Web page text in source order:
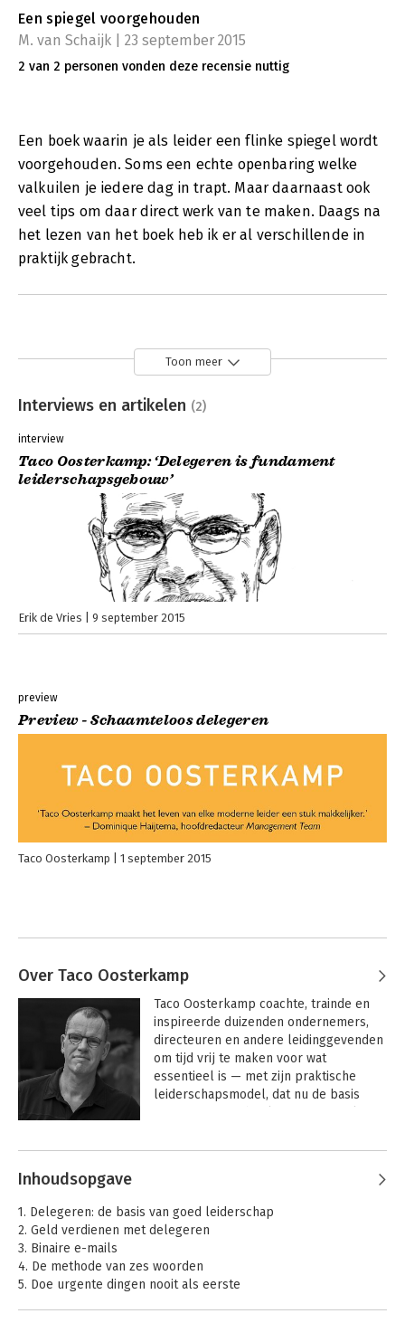
Een spiegel voorgehouden
M. van Schaijk | 23 september 2015
2 van 2 personen vonden deze recensie nuttig
Een boek waarin je als leider een flinke spiegel wordt
voorgehouden. Soms een echte openbaring welke
valkuilen je iedere dag in trapt. Maar daarnaast ook
veel tips om daar direct werk van te maken. Daags na
het lezen van het boek heb ik er al verschillende in
praktijk gebracht.
Toon meer
Interviews en artikelen (2)
interview
Taco Oosterkamp: ‘Delegeren is fundament
leiderschapsgebouw’
Erik de Vries 9 september 2015
preview
Preview - Schaamteloos delegeren
Taco Oosterkamp 1 september 2015
Over Taco Oosterkamp
Taco Oosterkamp coachte, trainde en
inspireerde duizenden ondernemers,
directeuren en andere leidinggevenden
om tijd vrij te maken voor wat
essentieel is — met zijn praktische
leiderschapsmodel, dat nu de basis
delegeren, werd door
benadering van leiderschap.
Andere boeken door Taco
Oosterkamp
Inhoudsopgave
1. Delegeren: de basis van goed leiderschap
2. Geld verdienen met delegeren
3. Binaire e-mails
4. De methode van zes woorden
5. Doe urgente dingen nooit als eerste